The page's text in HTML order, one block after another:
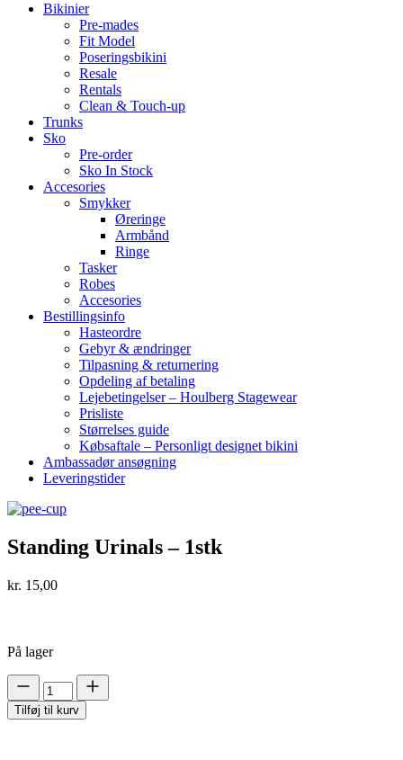
Bikinier
Pre-mades
Fit Model
Poseringsbikini
Resale
Rentals
Clean & Touch-up
Trunks
Sko
Pre-order
Sko In Stock
Accesories
Smykker
Øreringe
Armbånd
Ringe
Tasker
Robes
Accesories
Bestillingsinfo
Hasteordre
Gebyr & ændringer
Tilpasning & returnering
Opdeling af betaling
Lejebetingelser – Houlberg Stagewear
Prisliste
Størrelses guide
Købsaftale – Personligt designet bikini
Ambassadør ansøgning
Leveringstider
Standing Urinals – 1stk
kr. 15,00
På lager
Standing
Urinals
-
Tilføj til kurv